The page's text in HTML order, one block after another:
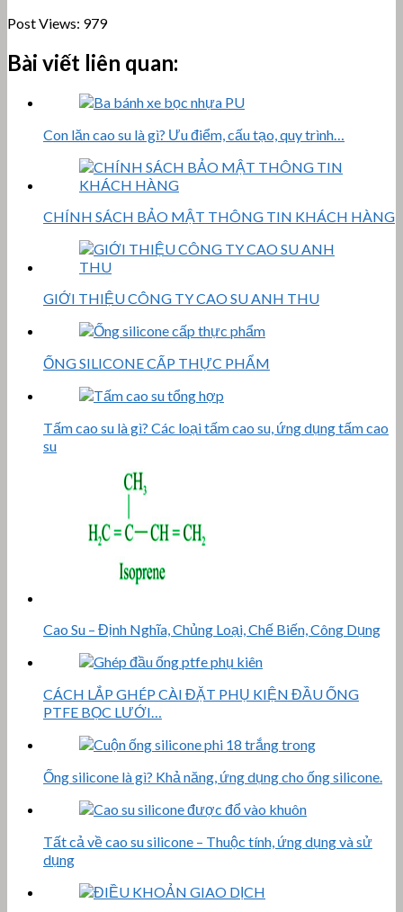
Post Views: 979
Bài viết liên quan:
Con lăn cao su là gì? Ưu điểm, cấu tạo, quy trình…
CHÍNH SÁCH BẢO MẬT THÔNG TIN KHÁCH HÀNG
GIỚI THIỆU CÔNG TY CAO SU ANH THU
ỐNG SILICONE CẤP THỰC PHẨM
Tấm cao su là gì? Các loại tấm cao su, ứng dụng tấm cao
su
Cao Su – Định Nghĩa, Chủng Loại, Chế Biến, Công Dụng
CÁCH LẮP GHÉP CÀI ĐẶT PHỤ KIỆN ĐẦU ỐNG
PTFE BỌC LƯỚI…
Ống silicone là gì? Khả năng, ứng dụng cho ống silicone.
Tất cả về cao su silicone – Thuộc tính, ứng dụng và sử
dụng